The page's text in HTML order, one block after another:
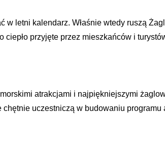
letni kalendarz. Właśnie wtedy ruszą
przyjęte przez mieszkańców i
atrakcjami i najpiękniejszymi
uczestniczą w budowaniu